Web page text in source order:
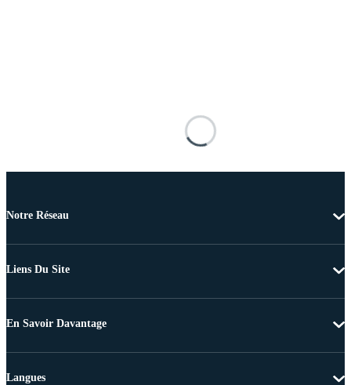
Notre Réseau
Liens Du Site
En Savoir Davantage
Langues